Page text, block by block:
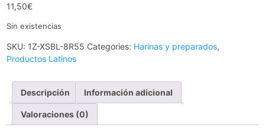
11,50€
Sin existencias
SKU: 1Z-XSBL-8R55 Categories: Harinas y preparados,
Productos Latinos
Descripción Información adicional
Valoraciones (0)